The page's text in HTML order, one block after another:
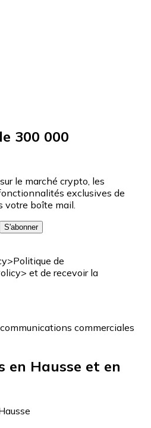
300 000
le marché crypto, les
exclusives de
votre boîte mail.
S'abonner
de
et de recevoir la
commerciales
en Hausse et en